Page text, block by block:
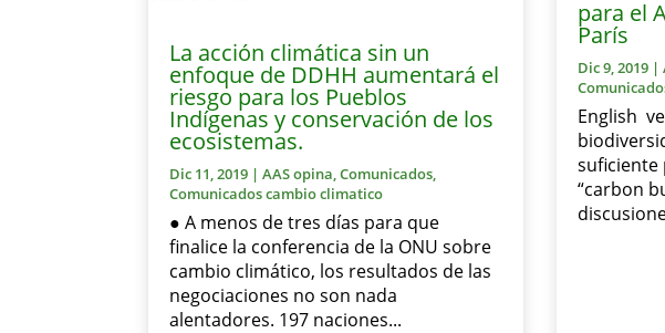
La acción climática sin un
enfoque de DDHH aumentará el
riesgo para los Pueblos
Indígenas y conservación de los
ecosistemas.
Dic 11, 2019 |AAS opina,Comunicados,
Comunicados cambio climatico
● A menos de tres días para que
finalice la conferencia de la ONU sobre
cambio climático, los resultados de las
negociaciones no son nada
alentadores. 197 naciones...
para el
París
Dic 9, 2019|
English
suficiente
“carbon